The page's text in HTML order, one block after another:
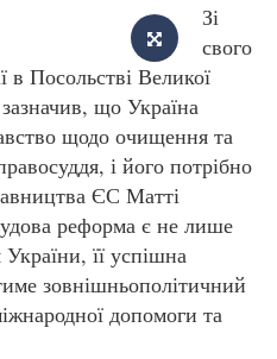
Зі
свого
в Посольстві Великої
що Україна
щодо очищення та
і його потрібно
ЄС Матті
реформа є не лише
її успішна
зовнішньополітичний
допомоги та